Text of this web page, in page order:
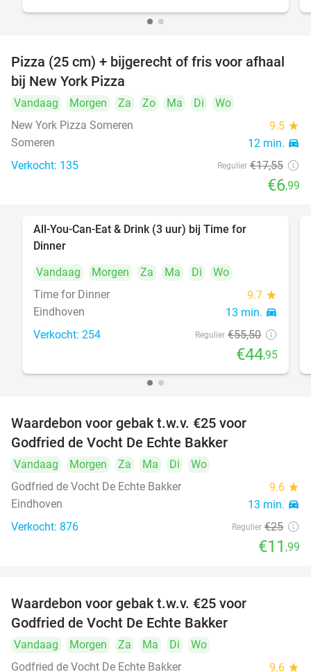
60%
Pizza (25 cm) + bijgerecht of fris voor afhaal
bij New York Pizza
Vandaag Morgen Za Zo Ma Di
Wo
New York Pizza Someren
9.5 star
Someren 12 min. directions_car
Verkocht: 135 Regulier €17,55
€6,99
All-You-Can-Eat & Drink (3 uur) bij Time for
Dinner
Vandaag
Morgen Za Ma Di
Wo
Time for Dinner
9.7 star
Eindhoven 13 min. directions_car
Verkocht: 254 Regulier €55,50
€44,95
Waardebon voor gebak t.w.v. €25 voor
Godfried de Vocht De Echte Bakker
Vandaag Morgen Za Ma Di
Wo
Godfried de Vocht De Echte Bakker
9.6 star
Eindhoven 13 min. directions_car
Verkocht: 876 Regulier €25
€11 ,99
Waardebon voor gebak t.w.v. €25 voor
Godfried de Vocht De Echte Bakker
Vandaag Morgen Za Ma Di
Wo
Godfried de Vocht De Echte Bakker
9.6 star